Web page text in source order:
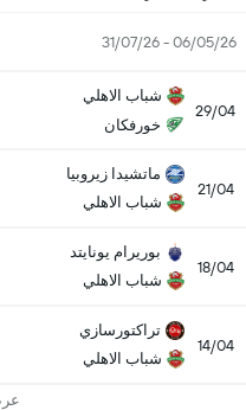
06/05/26 - 31/07/26
29/04
شباب الاهلي
خورفكان
21/04
ماتشيدا زيروبيا
شباب الاهلي
18/04
بوريرام يونايتد
شباب الاهلي
14/04
تراکتورسازي
شباب الاهلي